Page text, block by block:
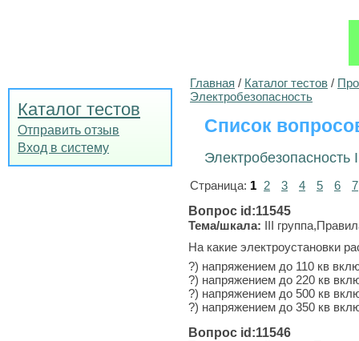
Каталог тестов
Отправить отзыв
Вход в систему
Главная / Каталог тестов /
Электробезопасность
Список
Электробезопасность
Страница: 1 2 3 4 5 6
7
Вопрос id:11545
Тема/шкала: III
На какие электроустановки
?) напряжением до 110 кв
?) напряжением до 220 кв
?) напряжением до 500 кв
?) напряжением до 350 кв
Вопрос id:11546